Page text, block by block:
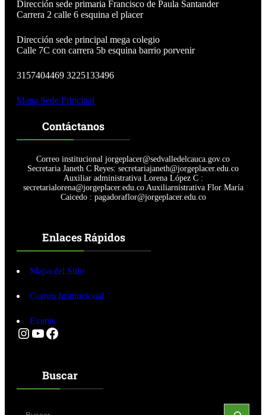
Dirección sede primaria Francisco de Paula Santander
Carrera 2 calle 6 esquina el placer
Dirección sede principal mega colegio
Calle 7C con carrera 5b esquina barrio porvenir
3157404469 3225133496
Mapa Sede Principal
Contáctanos
Correo institucional jorgeplacer@sedvalledelcauca.gov.co
Secretaria Janeth C Reyes: secretariajaneth@jorgeplacer.edu.co
Auxiliar administrativa Lorena López C :
secretarialorena@jorgeplacer.edu.co Auxiliarnistrativa Flor María
Caicedo : pagadoraflor@jorgeplacer.edu.co
Enlaces Rápidos
Mapa del Sitio
Correo Institucional
Events
Instagram YouTube Facebook
Buscar